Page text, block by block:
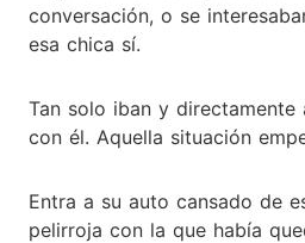
conversación, o se
esa chica sí.
Tan solo iban y directamente
con él. Aquella situación
Entra a su auto cansado de
pelirroja con la que había